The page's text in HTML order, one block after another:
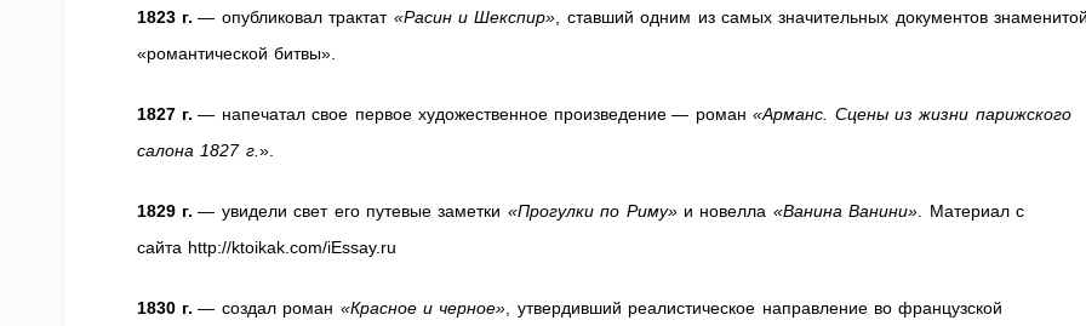
1823 г. — опубликовал трактат «Расин и Шекспир» , ставший одним из самых значительных документов
«романтической битвы».
1827 г. — напечатал свое первое художественное произведение — роман«Арманс. Сцены из жизни парижского
салона 1827 г. ».
1829 г.— увидели свет его путевые заметки «Прогулки по Риму»и новелла «Ванина Ванини» . Материал с
сайта http://ktoikak.com/iEssay.ru
1830 г. — создал роман «Красное и черное» , утвердивший реалистическое направление во французской